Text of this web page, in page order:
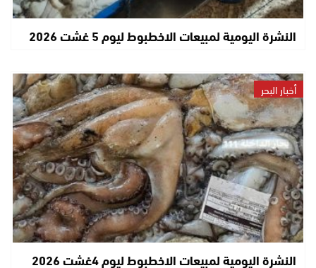
النشرة اليومية لمبيعات الاخطبوط ليوم 5 غشت 2026
أخبار البحر
النشرة اليومية لمبيعات الاخطبوط ليوم 4غشت 2026